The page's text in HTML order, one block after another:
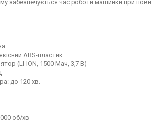
забезпечується час роботи машинки при
ABS-пластик
(LI-ION, 1500 Мач, 3,7 В)
до 120 хв.
об/хв